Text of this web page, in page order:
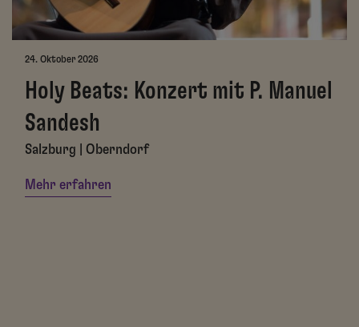
24. Oktober 2026
Holy Beats: Konzert mit P. Manuel
Sandesh
Salzburg | Oberndorf
Mehr erfahren